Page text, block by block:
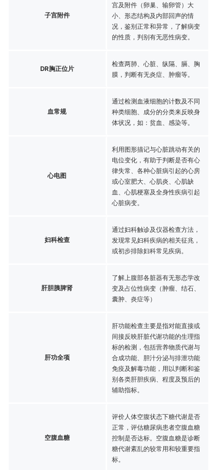
子宫附件
宫及附件（卵巢、输卵管）大
小、形态结构及内部回声的情
况，鉴别正常和异常，了解病变
的性质，判别有无恶性病变。
DR胸正位片
检查两肺、心脏、纵隔、膈、胸
膜，判断有无炎症、肿瘤等。
血常规
通过检测血液细胞的计数及不同
种类细胞、成分的分类来反映身
体状况，如：贫血、感染等。
心电图
利用图形描记与心脏跳动有关的
电位变化，有助于判断是否有心
律失常、各种心脏病引起的心房
或心室肥大、心肌炎、心肌缺
血、心肌梗塞及全身性疾病引起
心脏病变。
妇科检查
通过妇科触诊及仪器检查方法，
发现常见妇科疾病的相关征兆，
或初步排除妇科常见疾病。
肝胆胰脾肾
了解上腹部各脏器有无形态学改
变及占位性病变（肿瘤、结石、
囊肿、炎症等）
肝功全项
肝功能检查主要是指对能直接或
间接反映肝脏代谢功能的生理指
标的检测，包括营养物质代谢与
合成功能、胆汁分泌与排泄功能
免疫及解毒功能，用以判断和鉴
别各类肝胆疾病、程度及预后的
辅助指标。
空腹血糖
评价人体空腹状态下糖代谢是否
正常，评估糖尿病患者空腹血糖
控制是否达标。空腹血糖是诊断
糖代谢紊乱的较常用和较重要指
标。